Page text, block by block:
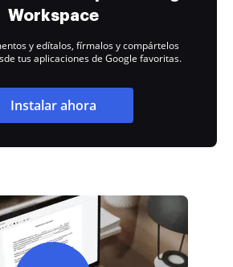
Workspace
y edítalos, fírmalos y compártelos
tus aplicaciones de Google favoritas.
Instalar ahora